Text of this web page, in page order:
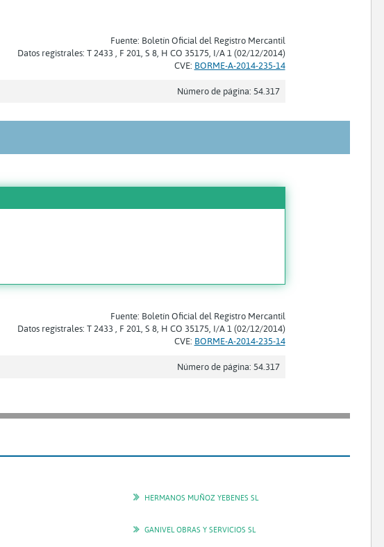
Fuente: Boletín Oficial del Registro Mercantil
Datos registrales: T 2433 , F 201, S 8, H CO 35175, I/A 1 (02/12/2014)
CVE: BORME-A-2014-235-14
Número de página: 54.317
Fuente: Boletín Oficial del Registro Mercantil
Datos registrales: T 2433 , F 201, S 8, H CO 35175, I/A 1 (02/12/2014)
CVE: BORME-A-2014-235-14
Número de página: 54.317
HERMANOS MUÑOZ YEBENES SL
GANIVEL OBRAS Y SERVICIOS SL